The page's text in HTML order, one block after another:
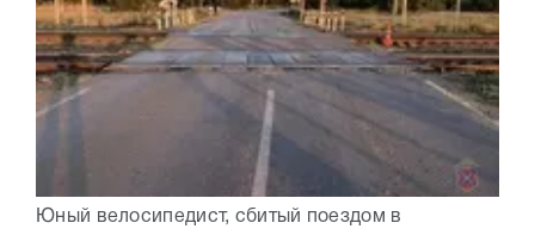
Юный велосипедист, сбитый поездом в